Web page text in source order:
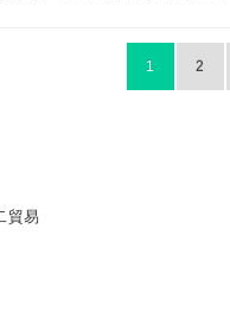
1 2
貿易